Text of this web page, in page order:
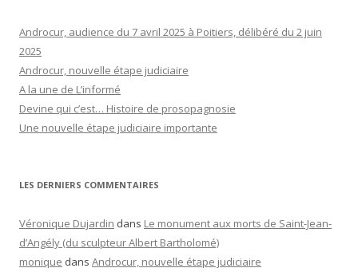
Androcur, audience du 7 avril 2025 à Poitiers, délibéré du 2 juin
2025
Androcur, nouvelle étape judiciaire
A la une de L’informé
Devine qui c’est… Histoire de prosopagnosie
Une nouvelle étape judiciaire importante
LES DERNIERS COMMENTAIRES
Véronique Dujardin dans Le monument aux morts de Saint-Jean-
d’Angély (du sculpteur Albert Bartholomé)
monique dans Androcur, nouvelle étape judiciaire